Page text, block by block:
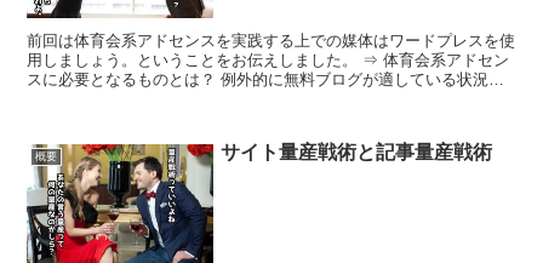
前回は体育会系アドセンスを実践する上での媒体はワードプレスを使
用しましょう。ということをお伝えしました。 ⇒ 体育会系アドセン
スに必要となるものとは？ 例外的に無料ブログが適している状況も
概要 サイト量産戦術と記事量産戦術